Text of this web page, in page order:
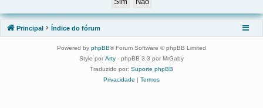
r
Principal Índice do fórum
Powered by phpBB® Forum Software © phpBB Limited
Style por Arty - phpBB 3.3 por MrGaby
Traduzido por: Suporte phpBB
Privacidade | Termos